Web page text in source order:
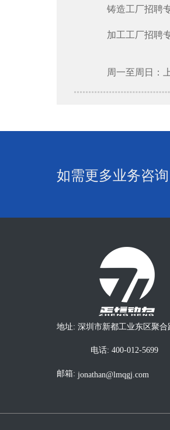
铸造工厂招聘
加工工厂招聘
周一至周日：
如需更多业务咨
地址: 深圳市新都工业东区聚合
电话: 400-012-5699
邮箱: jonathan@lmqgj.com